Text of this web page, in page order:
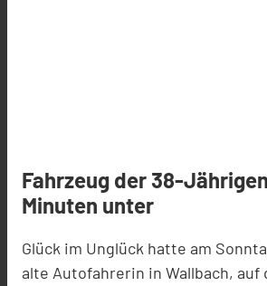
Fahrzeug der 38-
Minuten unter
Glück im Unglück hatte am
alte Autofahrerin in Wallbach, auf